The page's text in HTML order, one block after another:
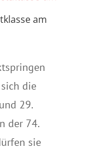
am
die
29.
der 74.
sie